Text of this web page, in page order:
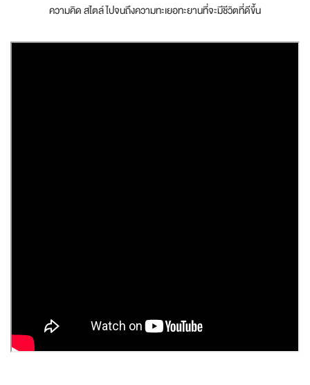
ความคิด สไตล์ ไปจนถึงความทะเยอทะยานที่จะมีชีวิตที่ดีขึ้น